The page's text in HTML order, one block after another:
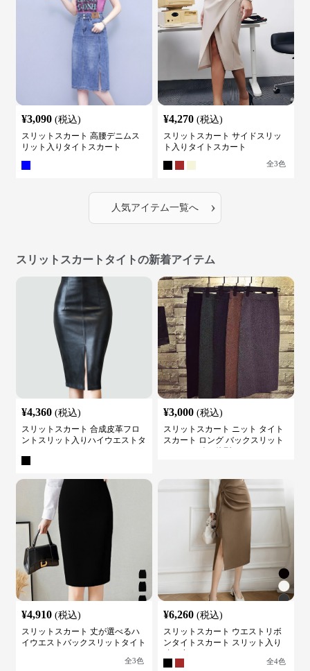
¥3,090 (税込)
スリットスカート 高腰デニムス
リット入りタイトスカート
¥4,270 (税込)
スリットスカート サイドスリッ
ト入りタイトスカート
全3色
人気アイテム一覧へ ›
スリットスカートタイトの新着アイテム
¥4,360 (税込)
スリットスカート 合成皮革フロ
ントスリット入りハイウエストタ
¥3,000 (税込)
スリットスカート ニット タイト
スカート ロング バックスリット
¥4,910 (税込)
スリットスカート 丈が選べるハ
イウエストバックスリットタイト
全3色
¥6,260 (税込)
スリットスカート ウエストリボ
ンタイトスカート スリット入り
全4色